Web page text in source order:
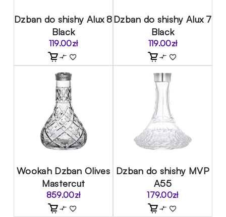
Dzban do shishy Alux 8
Black
119.00zł
Dzban do shishy Alux 7
Black
119.00zł
Wookah Dzban Olives
Mastercut
859.00zł
Dzban do shishy MVP
A55
179.00zł